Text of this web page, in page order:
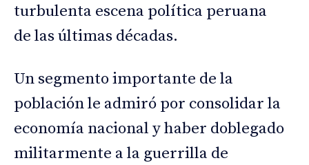
turbulenta escena política peruana
de las últimas décadas.
Un segmento importante de la
población le admiró por consolidar la
economía nacional y haber doblegado
militarmente a la guerrilla de